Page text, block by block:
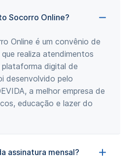
Socorro Online?
Online é um convênio de
realiza atendimentos
digital de
desenvolvido pelo
a melhor empresa de
educação e lazer do
assinatura mensal?